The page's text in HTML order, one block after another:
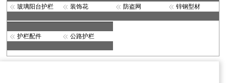
玻璃阳台护栏 装饰花 防盗网 锌钢型材
护栏配件 公路护栏